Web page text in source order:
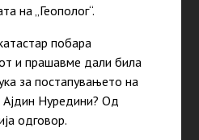
на „Геополог“.
побара
и прашавме дали била
за постапувањето на
Ајдин Нуредини? Од
одговор.